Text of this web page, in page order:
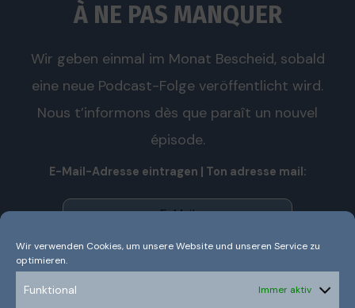
Wir verwenden Cookies, um unsere Website und unseren Service zu
optimieren.
Funktional Immer aktiv
À NE PAS MANQUER
Wir geben einmal im Monat Bescheid, sobald
eine neue Podcast-Folge veröffentlicht wird.
Nous t’informons dès que paraît un nouvel
épisode.
E-Mail-Adresse eintragen | Ton adresse mail:
Wir senden keinen Spam! Nous n’envoyons pas de spam!
Erfahre mehr in unserer
Datenschutzerklärung.